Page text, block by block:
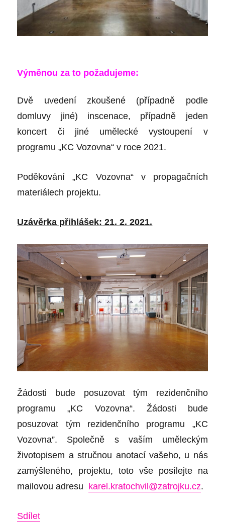
Výměnou za to požadujeme:
Dvě uvedení zkoušené (případně podle
domluvy jiné) inscenace, případně jeden
koncert či jiné umělecké vystoupení v
programu „KC Vozovna“ v roce 2021.
Poděkování „KC Vozovna“ v propagačních
materiálech projektu.
Uzávěrka přihlášek: 21. 2.2021.
Žádosti bude posuzovat tým rezidenčního
programu „KC Vozovna“. Žádosti bude
posuzovat tým rezidenčního programu „KC
Vozovna”. Společně s vaším uměleckým
životopisem a stručnou anotací vašeho, u nás
zamýšleného, projektu, toto vše posílejte na
mailovou adresu karel.kratochvil@zatrojku.cz.
Sdílet